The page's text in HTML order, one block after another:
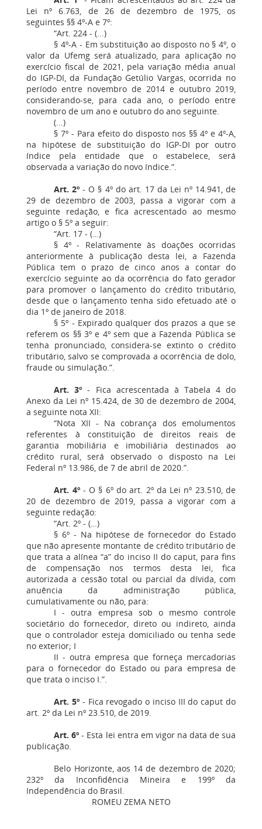
Lei nº 6.763, de 26 de dezembro de 1975, os
seguintes §§ 4º-A e 7º:
“Art. 224 - (...)
§ 4º-A - Em substituição ao disposto no § 4º, o
valor da Ufemg será atualizado, para aplicação no
exercício fiscal de 2021, pela variação média anual
do IGP-DI, da Fundação Getúlio Vargas, ocorrida no
período entre novembro de 2014 e outubro 2019,
considerando-se, para cada ano, o período entre
novembro de um ano e outubro do ano seguinte.
(...)
§ 7º - Para efeito do disposto nos §§ 4º e 4º-A,
na hipótese de substituição do IGP-DI por outro
índice pela entidade que o estabelece, será
observada a variação do novo índice.”.
Art. 2º - O § 4º do art. 17 da Lei nº 14.941, de
29 de dezembro de 2003, passa a vigorar com a
seguinte redação, e fica acrescentado ao mesmo
artigo o § 5º a seguir:
“Art. 17 - (…)
§ 4º - Relativamente às doações ocorridas
anteriormente à publicação desta lei, a Fazenda
Pública tem o prazo de cinco anos a contar do
exercício seguinte ao da ocorrência do fato gerador
para promover o lançamento do crédito tributário,
desde que o lançamento tenha sido efetuado até o
dia 1º de janeiro de 2018.
§ 5º - Expirado qualquer dos prazos a que se
referem os §§ 3º e 4º sem que a Fazenda Pública se
tenha pronunciado, considera-se extinto o crédito
tributário, salvo se comprovada a ocorrência de dolo,
fraude ou simulação.”.
Art. 3º - Fica acrescentada à Tabela 4 do
Anexo da Lei nº 15.424, de 30 de dezembro de 2004,
a seguinte nota XII:
“Nota XII - Na cobrança dos emolumentos
referentes à constituição de direitos reais de
garantia mobiliária e imobiliária destinados ao
crédito rural, será observado o disposto na Lei
Federal nº 13.986, de 7 de abril de 2020.”.
Art. 4º- O § 6º do art. 2º da Lei nº 23.510, de
20 de dezembro de 2019, passa a vigorar com a
seguinte redação:
“Art. 2º - (…)
§ 6º - Na hipótese de fornecedor do Estado
que não apresente montante de crédito tributário de
que trata a alínea “a” do inciso II do caput, para fins
de compensação nos termos desta lei, fica
autorizada a cessão total ou parcial da dívida, com
anuência da administração pública,
cumulativamente ou não, para:
I - outra empresa sob o mesmo controle
societário do fornecedor, direto ou indireto, ainda
que o controlador esteja domiciliado ou tenha sede
no exterior; I
II - outra empresa que forneça mercadorias
para o fornecedor do Estado ou para empresa de
que trata o inciso I.”.
Art. 5º - Fica revogado o inciso III do caput do
art. 2º da Lei nº 23.510, de 2019.
Art. 6º - Esta lei entra em vigor na data de sua
publicação.
Belo Horizonte, aos 14 de dezembro de 2020;
232º da Inconfidência Mineira e 199º da
Independência do Brasil.
ROMEU ZEMA NETO